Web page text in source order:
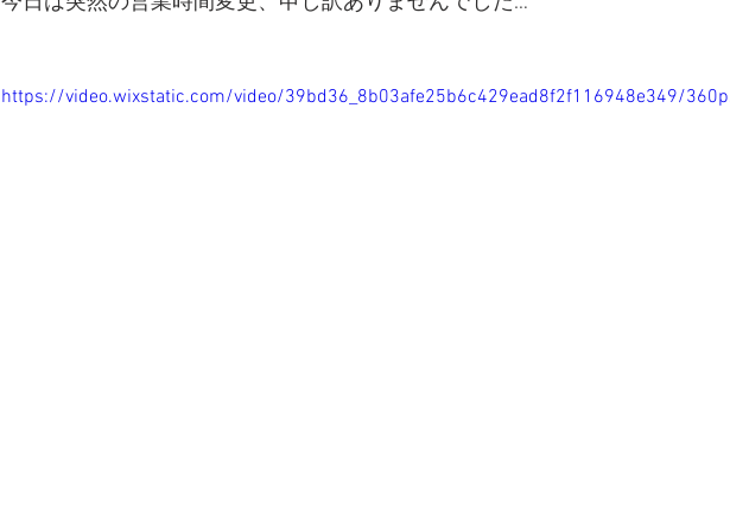
https://video.wixstatic.com/video/39bd36_8b03afe25b6c429ead8f2f116948e349/